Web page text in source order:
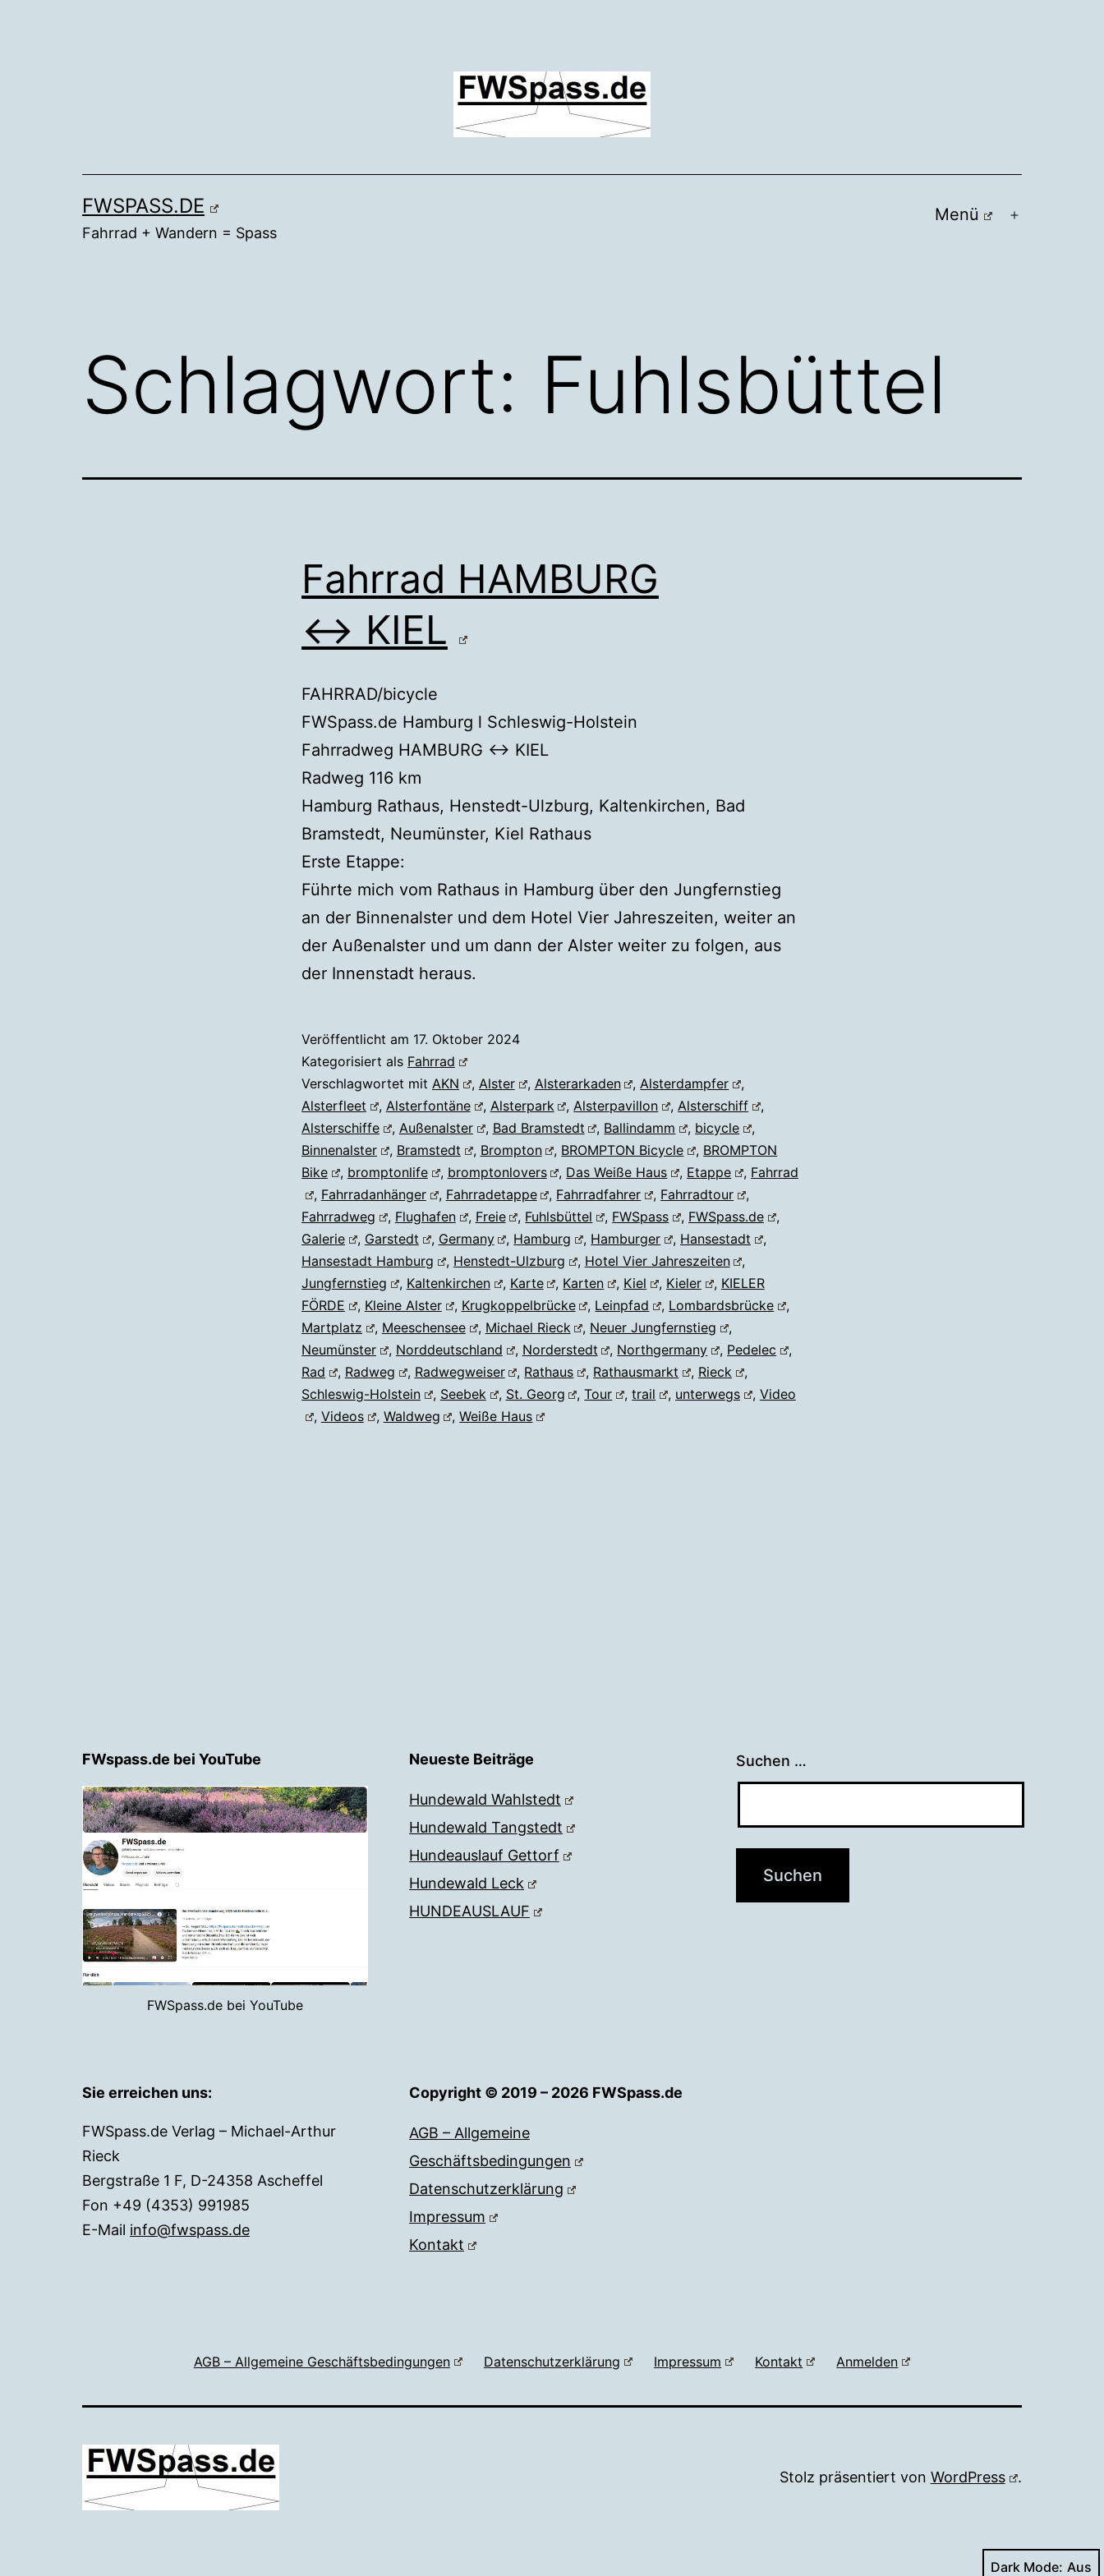
FWSPASS.DE
Fahrrad + Wandern = Spass
Menü
Schlagwort: Fuhlsbüttel
Fahrrad HAMBURG
↔ KIEL
FAHRRAD/bicycle
FWSpass.de Hamburg l Schleswig-Holstein
Fahrradweg HAMBURG ↔ KIEL
Radweg 116 km
Hamburg Rathaus, Henstedt-Ulzburg, Kaltenkirchen, Bad
Bramstedt, Neumünster, Kiel Rathaus
Erste Etappe:
Führte mich vom Rathaus in Hamburg über den Jungfernstieg
an der Binnenalster und dem Hotel Vier Jahreszeiten, weiter an
der Außenalster und um dann der Alster weiter zu folgen, aus
der Innenstadt heraus.
Veröffentlicht am 17. Oktober 2024
Kategorisiert als Fahrrad
Verschlagwortet mit AKN , Alster , Alsterarkaden ,Alsterdampfer
,
Alsterfleet
, Alsterfontäne , Alsterpark ,Alsterpavillon ,Alsterschiff
,
Alsterschiffe
, Außenalster , Bad Bramstedt , Ballindamm , bicycle
,
Binnenalster
, Bramstedt , Brompton , BROMPTON Bicycle , BROMPTON
Bike
, bromptonlife , bromptonlovers , Das Weiße Haus , Etappe , Fahrrad
, Fahrradanhänger , Fahrradetappe , Fahrradfahrer , Fahrradtour
,
Fahrradweg
, Flughafen , Freie , Fuhlsbüttel , FWSpass , FWSpass.de
,
Galerie
, Garstedt , Germany , Hamburg , Hamburger , Hansestadt
,
Hansestadt Hamburg
, Henstedt-Ulzburg , Hotel Vier Jahreszeiten
,
Jungfernstieg
, Kaltenkirchen , Karte , Karten , Kiel , Kieler , KIELER
FÖRDE
, Kleine Alster , Krugkoppelbrücke , Leinpfad , Lombardsbrücke
,
Martplatz
, Meeschensee , Michael Rieck , Neuer Jungfernstieg
,
Neumünster
, Norddeutschland , Norderstedt , Northgermany , Pedelec
,
Rad
, Radweg , Radwegweiser , Rathaus , Rathausmarkt , Rieck
,
Schleswig-Holstein
, Seebek , St. Georg ,Tour ,trail , unterwegs , Video
, Videos , Waldweg ,Weiße Haus
FWspass.de bei YouTube
FWSpass.de bei YouTube
Neueste Beiträge
Hundewald Wahlstedt
Hundewald Tangstedt
Hundeauslauf Gettorf
Hundewald Leck
HUNDEAUSLAUF
Suchen …
Sie erreichen uns:
FWSpass.de Verlag – Michael-Arthur
Rieck
Bergstraße 1 F, D-24358 Ascheffel
Fon +49 (4353) 991985
E-Mail info@fwspass.de
Copyright © 2019 – 2026 FWSpass.de
AGB – Allgemeine
Geschäftsbedingungen
Datenschutzerklärung
Impressum
Kontakt
AGB – Allgemeine Geschäftsbedingungen Datenschutzerklärung Impressum Kontakt Anmelden
Stolz präsentiert von WordPress .
Dark Mode: